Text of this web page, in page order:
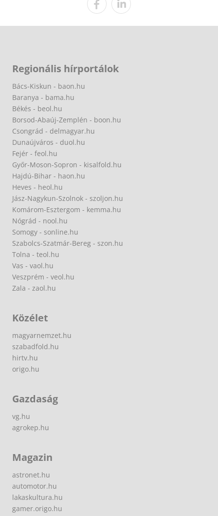
Regionális hírportálok
Bács-Kiskun - baon.hu
Baranya - bama.hu
Békés - beol.hu
Borsod-Abaúj-Zemplén - boon.hu
Csongrád - delmagyar.hu
Dunaújváros - duol.hu
Fejér - feol.hu
Győr-Moson-Sopron - kisalfold.hu
Hajdú-Bihar - haon.hu
Heves - heol.hu
Jász-Nagykun-Szolnok - szoljon.hu
Komárom-Esztergom - kemma.hu
Nógrád - nool.hu
Somogy - sonline.hu
Szabolcs-Szatmár-Bereg - szon.hu
Tolna - teol.hu
Vas - vaol.hu
Veszprém - veol.hu
Zala - zaol.hu
Közélet
magyarnemzet.hu
szabadfold.hu
hirtv.hu
origo.hu
Gazdaság
vg.hu
agrokep.hu
Magazin
astronet.hu
automotor.hu
lakaskultura.hu
gamer.origo.hu